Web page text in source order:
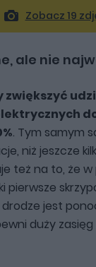
Zobacz 19
ale nie
zwiększyć
. Tym samym
niż jeszcze
też na to, że
pierwsze
drodze jest
duży